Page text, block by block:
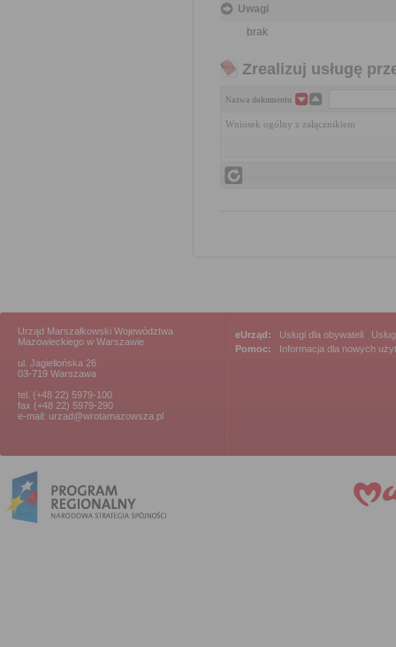
Uwagi
brak
Zrealizuj usługę
Nazwa dokumentu
Wniosek ogólny z załącznikiem
Urząd Marszałkowski Województwa
Mazowieckiego w Warszawie
ul. Jagiellońska 26
03-719 Warszawa
tel. (+48 22) 5979-100
fax (+48 22) 5979-290
e-mail: urzad@wrotamazowsza.pl
eUrząd: Usługi dla obywateli
Pomoc:
Informacja dla nowych